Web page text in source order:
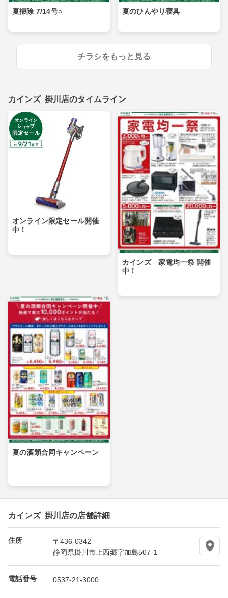
夏掃除 7/14号○ 夏のひんやり寝具
チラシをもっと見る
カインズ 掛川店のタイムライン
オンライン限定セール開催
中！
カインズ 家電均一祭 開催
中！
夏の酒類合同キャンペーン
カインズ 掛川店の店舗詳細
住所
〒436-0342
静岡県掛川市上西郷字加島507-1
電話番号 0537-21-3000